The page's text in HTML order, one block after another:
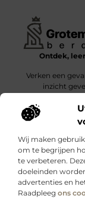
Wij maken
om te begrijpen
te verbeteren.
doeleinden
advertenties en
Raadpleeg ons
Ontdek,
Verken een
inzicht
Bericht
Onze